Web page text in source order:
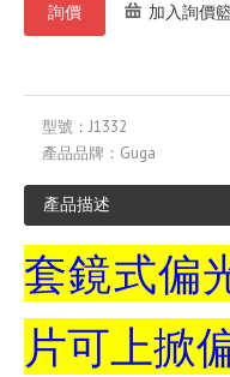
詢價 加入詢價籃
型號： J1332
產品品牌： Guga
產品描述
套鏡式偏
片可上掀